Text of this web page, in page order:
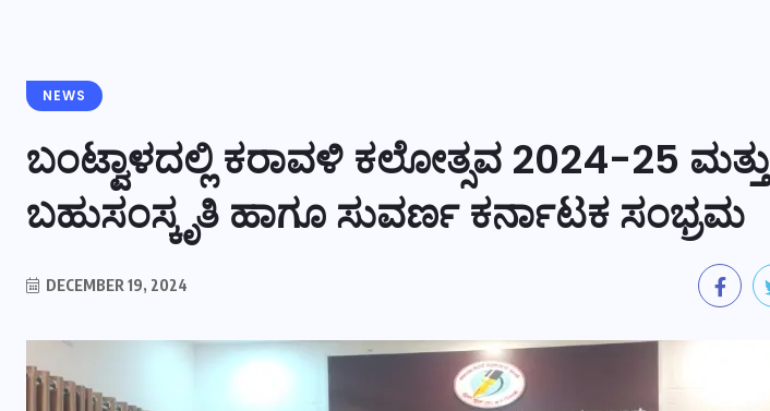
NEWS
ಬಂಟ್ವಾಳದಲ್ಲಿ ಕರಾವಳಿ ಕಲೋತ್ಸವ 2024-25 ಮತ್ತು
ಬಹುಸಂಸ್ಕೃತಿ ಹಾಗೂ ಸುವರ್ಣ ಕರ್ನಾಟಕ ಸಂಭ್ರಮ
DECEMBER 19, 2024